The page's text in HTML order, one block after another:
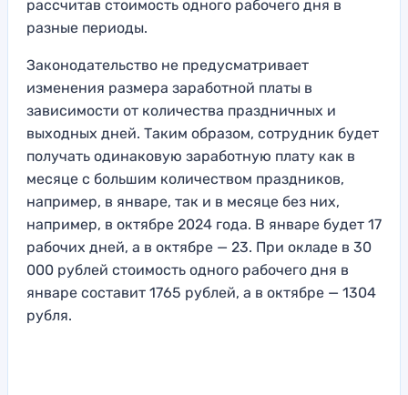
рассчитав стоимость одного рабочего дня в
разные периоды.
Законодательство не предусматривает
изменения размера заработной платы в
зависимости от количества праздничных и
выходных дней. Таким образом, сотрудник будет
получать одинаковую заработную плату как в
месяце с большим количеством праздников,
например, в январе, так и в месяце без них,
например, в октябре 2024 года. В январе будет 17
рабочих дней, а в октябре — 23. При окладе в 30
000 рублей стоимость одного рабочего дня в
январе составит 1765 рублей, а в октябре — 1304
рубля.